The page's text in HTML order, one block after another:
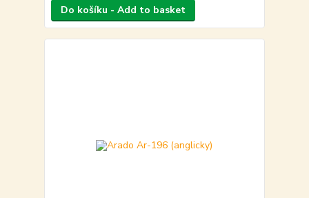
Do košíku - Add to basket